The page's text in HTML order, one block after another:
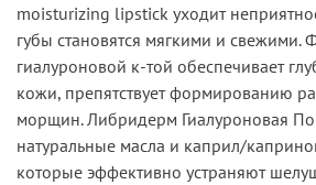
moisturizing lipstick уходит
губы становятся мягкими и свежими.
гиалуроновой к-той обеспечивает
кожи, препятствует формированию
морщин. Либридерм Гиалуроновая
натуральные масла и каприл/
которые эффективно устраняют